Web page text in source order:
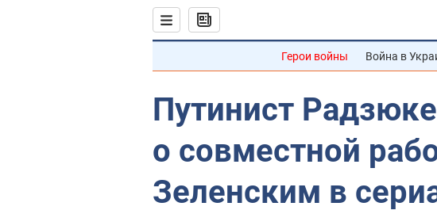
Герои войны Война в
Путинист
о совместной
Зеленским в